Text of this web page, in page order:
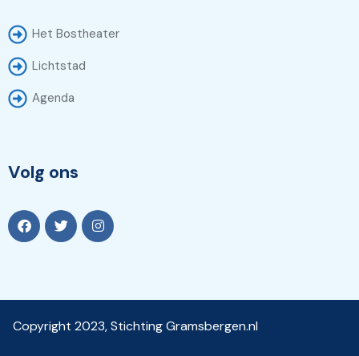
Het Bostheater
Lichtstad
Agenda
Volg ons
Copyright 2023, Stichting Gramsbergen.nl